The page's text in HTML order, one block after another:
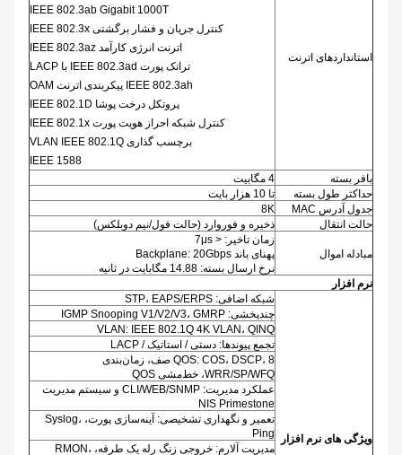
استانداردهای اترنت
IEEE 802.3ab Gigabit 1000T
کنترل جریان و فشار برگشتی IEEE 802.3x
اترنت انرژی کارآمد IEEE 802.3az
ترانک پورت IEEE 802.3ad با LACP
IEEE 802.3ah پیکربندی اترنت OAM
پروتکل درخت پوشا IEEE 802.1D
کنترل شبکه احراز هویت پورت IEEE 802.1x
برچسب گذاری VLAN IEEE 802.1Q
IEEE 1588
بافر بسته
4 مگابیت
حداکثر طول بسته
تا 10 هزار بایت
جدول آدرس MAC
8K
حالت انتقال
ذخیره و فوروارد (حالت فول/نیم دوبلکس)
مبادله اموال
زمان تاخیر: < 7μs
پهنای باند Backplane: 20Gbps
نرخ ارسال بسته: 14.88 مگابایت در ثانیه
نرم افزار
ویژگی های نرم افزار
شبکه اضافی: STP، EAPS/ERPS
چندپخشی: IGMP Snooping V1/V2/V3، GMRP
VLAN: IEEE 802.1Q 4K VLAN، QINQ
تجمع پیوندها: دستی / استاتیک / LACP
QOS: COS، DSCP، 8 صف، زمان‌بندی
WRR/SP/WFQ، خط‌مشی QOS
عملکرد مدیریت: CLI/WEB/SNMP و سیستم مدیریت
NIS Primestone
تعمیر و نگهداری تشخیصی: آینه‌سازی پورت، Syslog،
Ping
مدیریت آلارم: خروجی زنگ رله یک طرفه، RMON،